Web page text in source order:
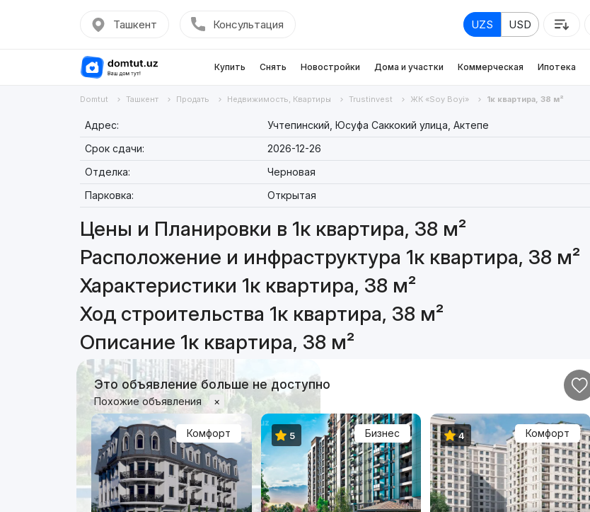
Ташкент Консультация UZS USD
Купить Снять Новостройки Дома и участки Коммерческая Ипотека
Domtut Ташкент Продать Недвижимость, Квартиры Trustinvest ЖК «Soy Boyi» 1к квартира, 38 м²
Адрес:
Учтепинский, Юсуфа Саккокий улица, Актепе
Срок сдачи:
2026-12-26
Отделка:
Черновая
Парковка:
Открытая
Цены и Планировки в 1к квартира, 38 м²
Расположение и инфраструктура 1к квартира, 38 м²
Характеристики 1к квартира, 38 м²
Ход строительства 1к квартира, 38 м²
Описание 1к квартира, 38 м²
Это объявление больше не доступно
Похожие объявления ×
Комфорт Бизнес
5 Комфорт
4